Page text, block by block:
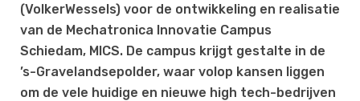
(VolkerWessels) voor de ontwikkeling en realisatie
van de Mechatronica Innovatie Campus
Schiedam, MICS. De campus krijgt gestalte in de
’s-Gravelandsepolder, waar volop kansen liggen
om de vele huidige en nieuwe high tech-bedrijven